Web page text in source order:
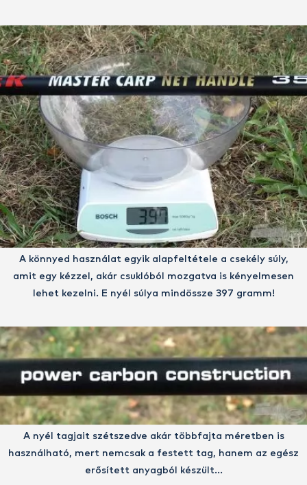
A könnyed használat egyik alapfeltétele a csekély súly,
amit egy kézzel, akár csuklóból mozgatva is kényelmesen
lehet kezelni. E nyél súlya mindössze 397 gramm!
A nyél tagjait szétszedve akár többfajta méretben is
használható, mert nemcsak a festett tag, hanem az egész
erősített anyagból készült…